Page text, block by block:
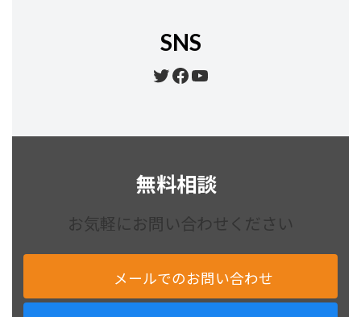
SNS
Twitter
Facebook
YouTube
無料相談
お気軽にお問い合わせください
メールでのお問い合わせ